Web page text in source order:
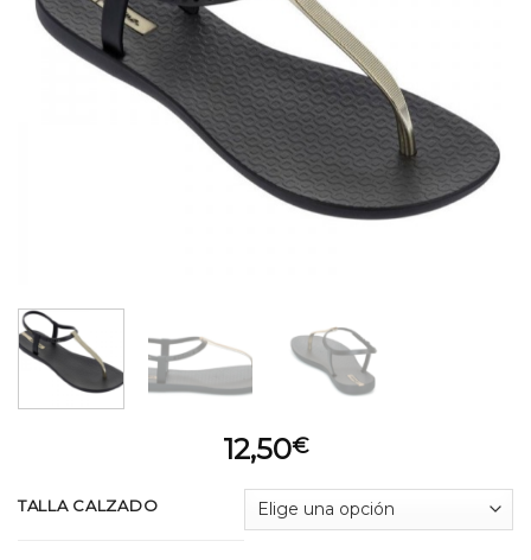
12,50€
TALLA CALZADO